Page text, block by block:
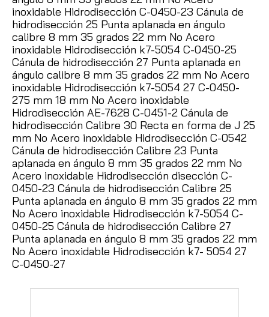
inoxidable Hidrodisección C-0450-23 Cánula de
hidrodisección 25 Punta aplanada en ángulo
calibre 8 mm 35 grados 22 mm No Acero
inoxidable Hidrodisección k7-5054 C-0450-25
Cánula de hidrodisección 27 Punta aplanada en
ángulo calibre 8 mm 35 grados 22 mm No Acero
inoxidable Hidrodisección k7-5054 27 C-0450-
275 mm 18 mm No Acero inoxidable
Hidrodisección AE-7628 C-0451-2 Cánula de
hidrodisección Calibre 30 Recta en forma de J 25
mm No Acero inoxidable Hidrodisección C-0542
Cánula de hidrodisección Calibre 23 Punta
aplanada en ángulo 8 mm 35 grados 22 mm No
Acero inoxidable Hidrodisección disección C-
0450-23 Cánula de hidrodisección Calibre 25
Punta aplanada en ángulo 8 mm 35 grados 22 mm
No Acero inoxidable Hidrodisección k7-5054 C-
0450-25 Cánula de hidrodisección Calibre 27
Punta aplanada en ángulo 8 mm 35 grados 22 mm
No Acero inoxidable Hidrodisección k7- 5054 27
C-0450-27